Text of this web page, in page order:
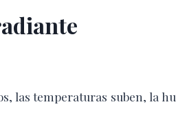
las temperaturas suben, la